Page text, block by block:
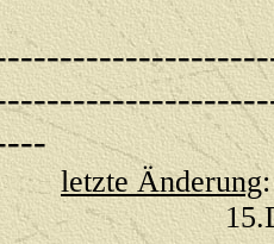
letzte Änderung